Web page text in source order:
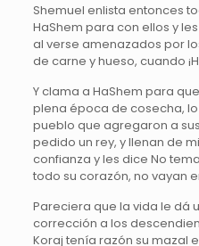
Shemuel enlista entonces
HaShem para con ellos y
al verse amenazados por
de carne y hueso, cuando
Y clama a HaShem para
plena época de cosecha,
pueblo que agregaron a
pedido un rey, y llenan de
confianza y les dice No
todo su corazón, no vayan
Pareciera que la vida le dá
corrección a los
Koraj tenía razón su mazal